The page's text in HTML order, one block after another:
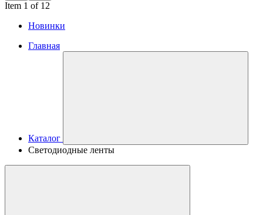
Item 1 of 12
Новинки
Главная
Каталог
Светодиодные ленты